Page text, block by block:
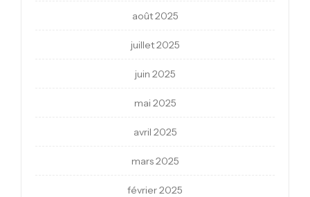
août 2025
juillet 2025
juin 2025
mai 2025
avril 2025
mars 2025
février 2025